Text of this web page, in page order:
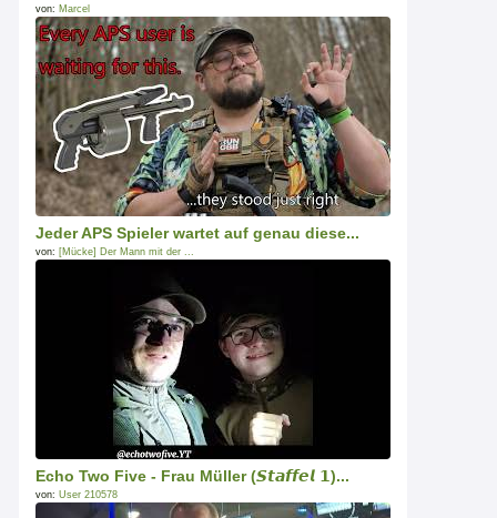
von: Marcel
Jeder APS Spieler wartet auf genau diese...
von: [Mücke] Der Mann mit der ...
Echo Two Five - Frau Müller (𝙎𝙩𝙖𝙛𝙛𝙚𝙡 𝟭)...
von: User 210578